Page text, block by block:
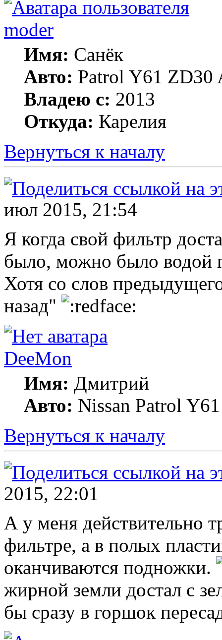
moder
Имя: Санёк
Авто: Patrol Y61 ZD30
Владею с: 2013
Откуда: Карелия
Вернуться к началу
июл 2015, 21:54
Я когда свой фильтр
было, можно было водой
Хотя со слов
назад"
DeeMon
Имя: Дмитрий
Авто: Nissan Patrol
Вернуться к началу
2015, 22:01
А у меня действительно
фильтре, а в полых
оканчиваются подножки.
жирной земли достал с
бы сразу в горшок